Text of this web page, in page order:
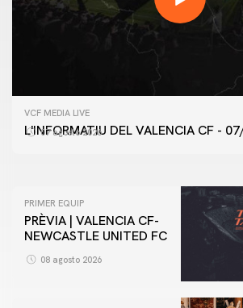
VCF MEDIA LIVE
L'INFORMATIU DEL VALENCIA CF -
07 agosto 2026
PRIMER EQUIP
ENTRENAMENT DEL VALENCIA CF
PRIMER EQUIP
PRÈVIA | VALENCIA CF-
NEWCASTLE UNITED FC
08 agosto 2026